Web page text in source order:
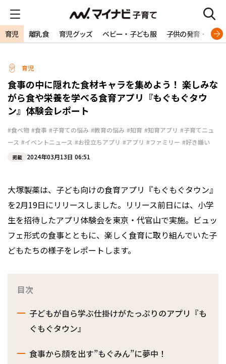
育児 離乳食 育児グッズ ベビー・子ども服 子供の発育・発達
育児
食事の中に隠れた食材キャラを集めよう！ 楽しみな
がら食や栄養を学べる食育アプリ『もぐもぐタウ
ン』体験会レポート
#食べ物 #食事 #子育ての悩み #教育の悩み #知育 #知育アプリ #子育てニュ
ース #イベントニュース #お役立ちアプリ #アプリ #ファミリー #好き嫌い
掲載 2024年03月13日 06:51
大塚製薬は、子ども向けの食育アプリ『もぐもぐタウン』
を2月19日にリリースしました。リリース前日には、小学
生を招待したアプリ体験会を東京・代官山で実施。ビュッ
フェ形式の食事とともに、楽しく食育に取り組んでいた子
どもたちの様子をレポートします。
目次
子どもが自ら学ぶ仕掛けがたっぷりのアプリ『も
ぐもぐタウン』
食事から顔を出す”もぐみん”に夢中！